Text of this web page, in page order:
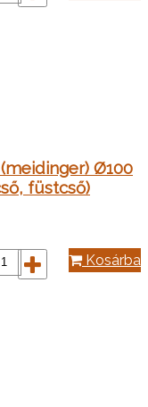
Ø100
füstcső)
Kosárba